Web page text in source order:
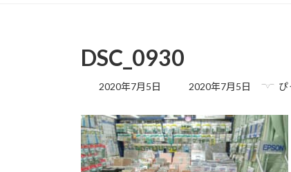
DSC_0930
2020年7月5日
最
更
新
日
時
:
2020年7月5日 ぴ